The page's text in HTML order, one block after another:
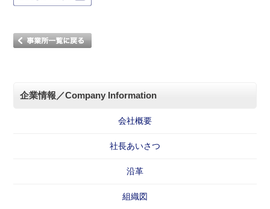
企業情報／Company Information
会社概要
社長あいさつ
沿革
組織図